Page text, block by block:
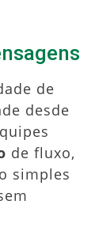
de
desde
de fluxo,
simples